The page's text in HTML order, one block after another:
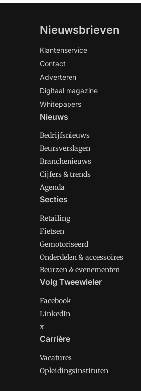
Nieuwsbrieven
Klantenservice
Contact
Adverteren
Digitaal magazine
Whitepapers
Nieuws
Bedrijfsnieuws
Beursverslagen
Branchenieuws
Cijfers & trends
Agenda
Secties
Retailing
Fietsen
Gemotoriseerd
Onderdelen & accessoires
Beurzen & evenementen
Volg Tweewieler
Facebook
LinkedIn
x
Carrière
Vacatures
Opleidingsinstituten